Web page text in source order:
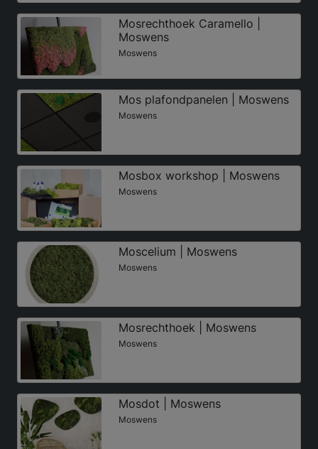
Mosrechthoek Caramello |
Moswens
Moswens
Mos plafondpanelen | Moswens
Moswens
Mosbox workshop | Moswens
Moswens
Moscelium | Moswens
Moswens
Mosrechthoek | Moswens
Moswens
Mosdot | Moswens
Moswens